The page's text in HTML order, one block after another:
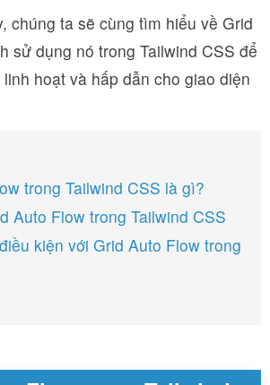
chúng ta sẽ cùng tìm hiểu về Grid
sử dụng nó trong Tailwind CSS để
hoạt và hấp dẫn cho giao diện
trong Tailwind CSS là gì?
Auto Flow trong Tailwind CSS
kiện với Grid Auto Flow trong